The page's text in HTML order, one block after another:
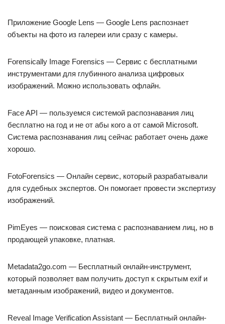
Приложение Google Lens — Google Lens распознает
объекты на фото из галереи или сразу с камеры.
Forensically Image Forensics — Сервис с бесплатными
инструментами для глубинного анализа цифровых
изображений. Можно использовать офлайн.
Face API — пользуемся системой распознавания лиц
бесплатно на год и не от абы кого а от самой Microsoft.
Система распознавания лиц сейчас работает очень даже
хорошо.
FotoForensics — Онлайн сервис, который разрабатывали
для судебных экспертов. Он помогает провести экспертизу
изображений.
PimEyes — поисковая система с распознаванием лиц, но в
продающей упаковке, платная.
Metadata2go.com — Бесплатный онлайн-инструмент,
который позволяет вам получить доступ к скрытым exif и
метаданным изображений, видео и документов.
Reveal Image Verification Assistant — Бесплатный онлайн-